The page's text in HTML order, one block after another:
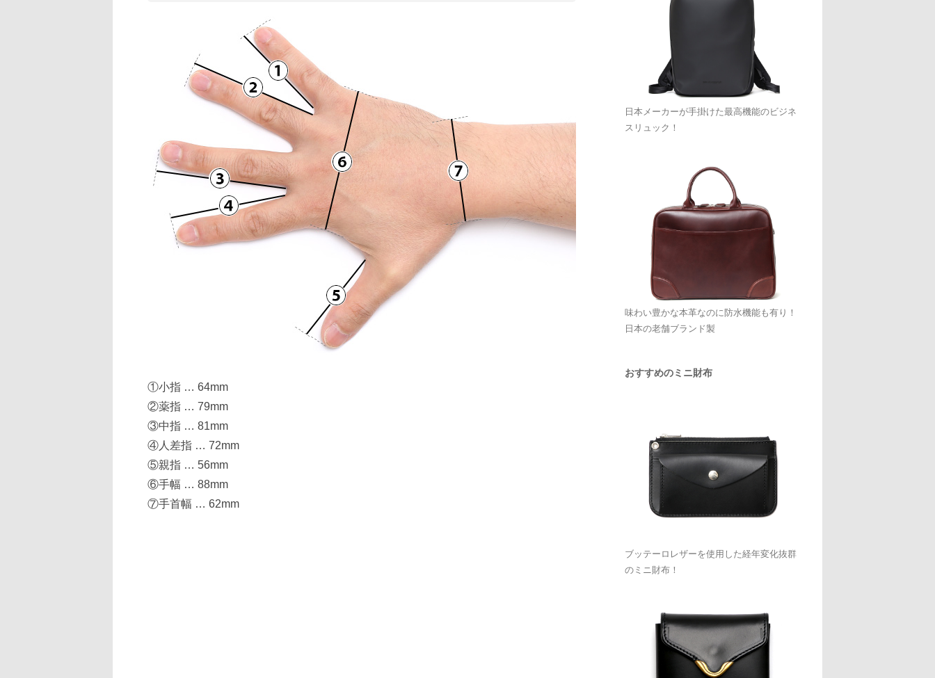
①小指 … 64mm
②薬指 … 79mm
③中指 … 81mm
④人差指 … 72mm
⑤親指 … 56mm
⑥手幅 … 88mm
⑦手首幅 … 62mm
日本メーカーが手掛けた最高機能のビジネ
スリュック！
味わい豊かな本革なのに防水機能も有り！
日本の老舗ブランド製
おすすめのミニ財布
ブッテーロレザーを使用した経年変化抜群
のミニ財布！